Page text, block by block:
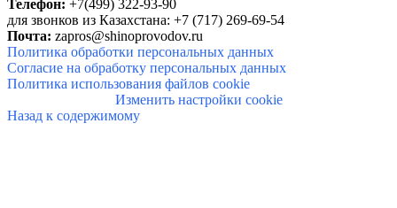
Телефон: +7(499) 322-93-90
для звонков из Казахстана: +7 (717) 269-69-54
Почта: zapros@shinoprovodov.ru
Политика обработки персональных данных
Согласие на обработку персональных данных
Политика использования файлов cookie
Изменить настройки cookie
Назад к содержимому